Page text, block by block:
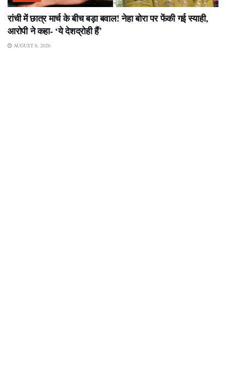
रांची में छात्र मार्च के बीच बड़ा बवाल! नेहा बोरा पर फेंकी गई स्याही,
आरोपी ने कहा- ‘ये देशद्रोही हैं’
AUGUST 8, 2026